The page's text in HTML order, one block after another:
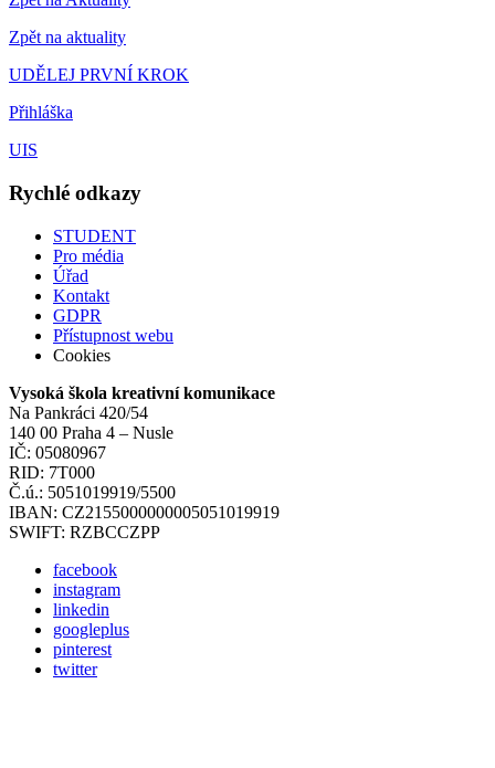
Zpět na aktuality
UDĚLEJ PRVNÍ KROK
Přihláška
UIS
Rychlé odkazy
STUDENT
Pro média
Úřad
Kontakt
GDPR
Přístupnost webu
Cookies
Vysoká škola kreativní komunikace
Na Pankráci 420/54
140 00 Praha 4 – Nusle
IČ: 05080967
RID: 7T000
Č.ú.: 5051019919/5500
IBAN: CZ2155000000005051019919
SWIFT: RZBCCZPP
facebook
instagram
linkedin
googleplus
pinterest
twitter